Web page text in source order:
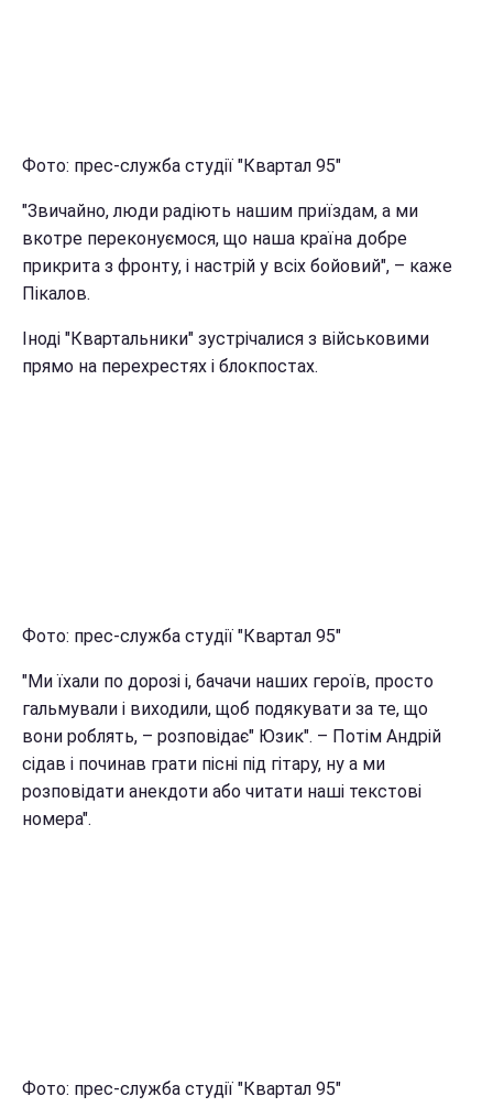
Фото: прес-служба студії "Квартал 95"
"Звичайно, люди радіють нашим приїздам, а ми
вкотре переконуємося, що наша країна добре
прикрита з фронту, і настрій у всіх бойовий", – каже
Пікалов.
Іноді "Квартальники" зустрічалися з військовими
прямо на перехрестях і блокпостах.
Фото: прес-служба студії "Квартал 95"
"Ми їхали по дорозі і, бачачи наших героїв, просто
гальмували і виходили, щоб подякувати за те, що
вони роблять, – розповідає" Юзик". – Потім Андрій
сідав і починав грати пісні під гітару, ну а ми
розповідати анекдоти або читати наші текстові
номера".
Фото: прес-служба студії "Квартал 95"